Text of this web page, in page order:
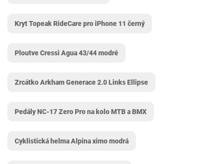
Kryt Topeak RideCare pro iPhone 11 černý
Ploutve Cressi Agua 43/44 modré
Zrcátko Arkham Generace 2.0 Links Ellipse
Pedály NC-17 Zero Pro na kolo MTB a BMX
Cyklistická helma Alpina ximo modrá